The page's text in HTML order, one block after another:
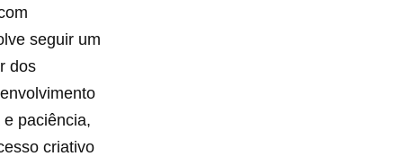
seguir um
dos
paciência,
criativo